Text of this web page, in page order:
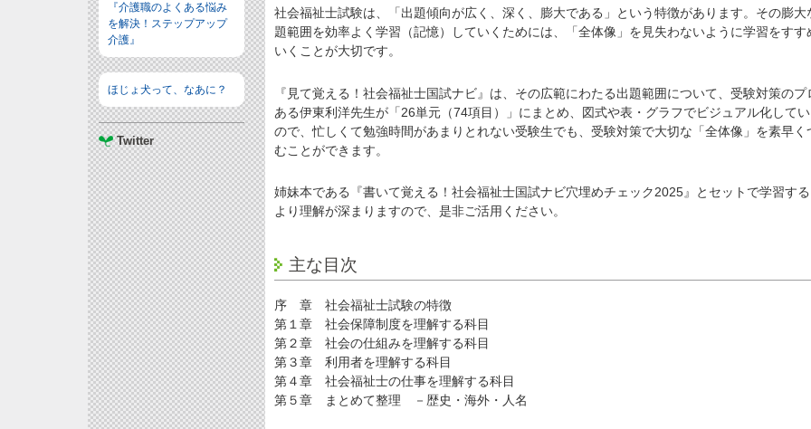
『介護職のよくある悩み
を解決！ステップアップ
介護』
ほじょ犬って、なあに？
Twitter
社会福祉士試験は、「出題傾向が広く、深く、膨大である」という特徴があります。その膨大
題範囲を効率よく学習（記憶）していくためには、「全体像」を見失わないように学習をすす
いくことが大切です。
『見て覚える！社会福祉士国試ナビ』は、その広範にわたる出題範囲について、受験対策のプ
ある伊東利洋先生が「26単元（74項目）」にまとめ、図式や表・グラフでビジュアル化して
ので、忙しくて勉強時間があまりとれない受験生でも、受験対策で大切な「全体像」を素早く
むことができます。
姉妹本である『書いて覚える！社会福祉士国試ナビ穴埋めチェック2025』とセットで学習す
より理解が深まりますので、是非ご活用ください。
主な目次
序 章 社会福祉士試験の特徴
第１章 社会保障制度を理解する科目
第２章 社会の仕組みを理解する科目
第３章 利用者を理解する科目
第４章 社会福祉士の仕事を理解する科目
第５章 まとめて整理 －歴史・海外・人名